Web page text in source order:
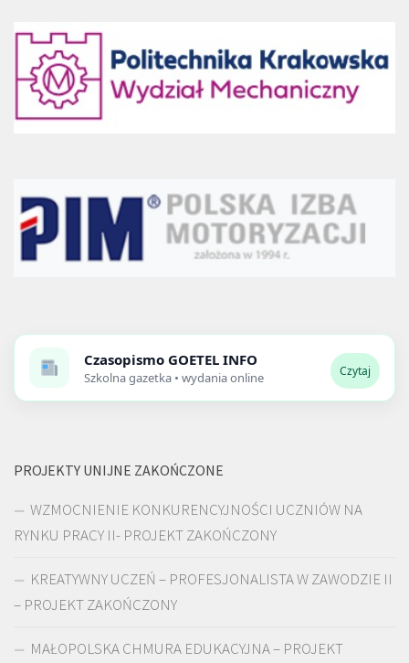
Czasopismo GOETEL INFO
Szkolna gazetka • wydania online Czytaj
PROJEKTY UNIJNE ZAKOŃCZONE
WZMOCNIENIE KONKURENCYJNOŚCI UCZNIÓW NA
RYNKU PRACY II- PROJEKT ZAKOŃCZONY
KREATYWNY UCZEŃ – PROFESJONALISTA W ZAWODZIE II
– PROJEKT ZAKOŃCZONY
MAŁOPOLSKA CHMURA EDUKACYJNA – PROJEKT